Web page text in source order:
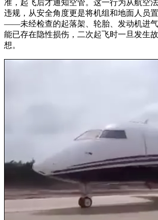
准，起飞后才通知空管。这一行为从航空
违规，从安全角度更是将机组和地面人员
——未经检查的起落架、轮胎、发动机进
能已存在隐性损伤，二次起飞时一旦发生
想。